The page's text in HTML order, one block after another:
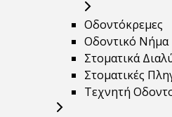
Οδοντόκρεμες
Οδοντικό Νήμα
Στοματικά
Στοματικές
Τεχνητή